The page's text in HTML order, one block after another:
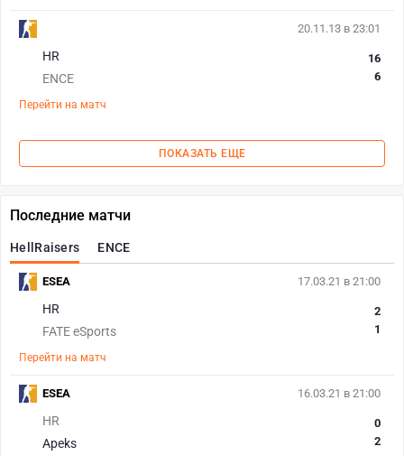
20.11.13 в 23:01
HR
ENCE
16
6
Перейти на матч
ПОКАЗАТЬ ЕЩЕ
Последние матчи
HellRaisers ENCE
17.03.21 в 21:00
HR
FATE eSports
2
1
Перейти на матч
ESEA
16.03.21 в 21:00
HR
Apeks
0
2
ESEA